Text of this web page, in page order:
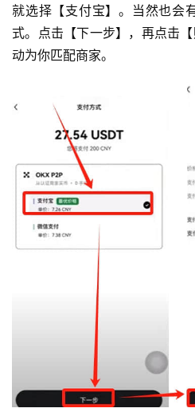
就选择【支付宝】。当然也会
式。点击【下一步】，再点击
动为你匹配商家。